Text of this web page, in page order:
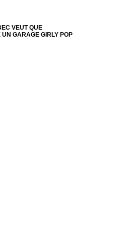
VEUT QUE
UN GARAGE GIRLY POP